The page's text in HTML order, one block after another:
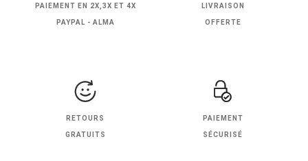
PAIEMENT EN 2X,3X ET 4X
PAYPAL - ALMA
LIVRAISON
OFFERTE
RETOURS
GRATUITS
PAIEMENT
SÉCURISÉ